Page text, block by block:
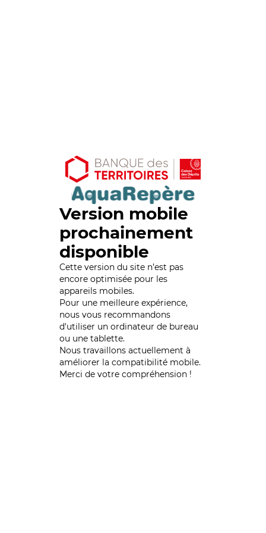
Version mobile
prochainement
disponible
Cette version du site n’est pas
encore optimisée pour les
appareils mobiles.
Pour une meilleure expérience,
nous vous recommandons
d'utiliser un ordinateur de bureau
ou une tablette.
Nous travaillons actuellement à
améliorer la compatibilité mobile.
Merci de votre compréhension !